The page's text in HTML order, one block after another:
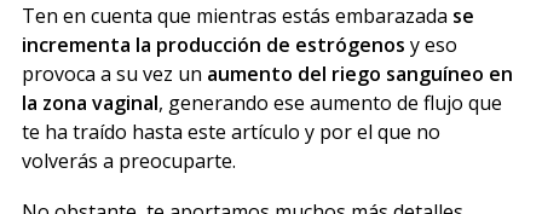
Ten en cuenta que mientras estás embarazada se
incrementa la producción de estrógenos y eso
provoca a su vez un aumento del riego sanguíneo en
la zona vaginal, generando ese aumento de flujo que
te ha traído hasta este artículo y por el que no
volverás a preocuparte.